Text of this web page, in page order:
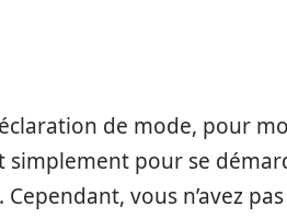
de mode, pour
pour se
vous n’avez